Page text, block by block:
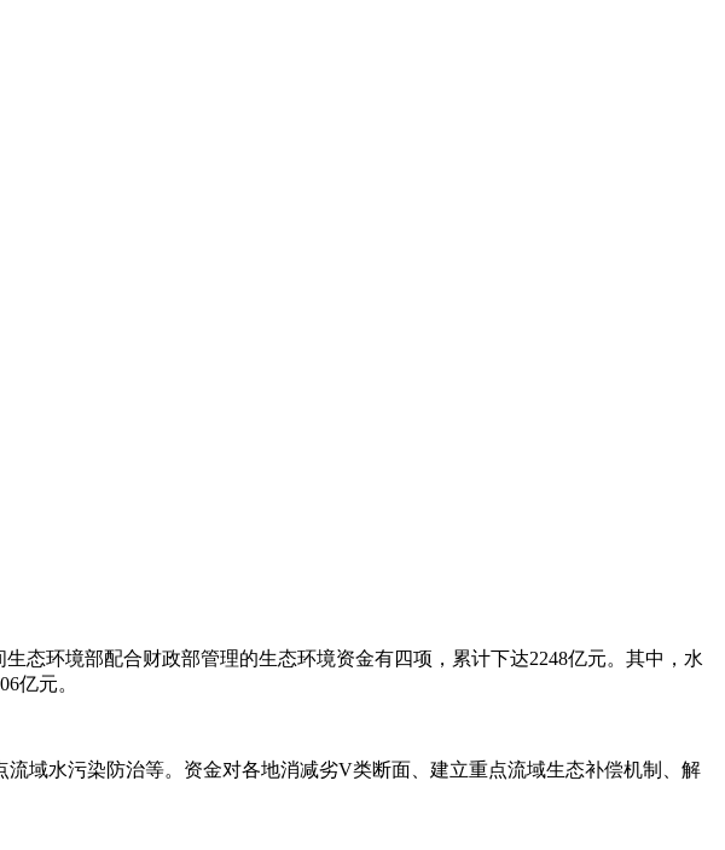
态环境部配合财政部管理的生态环境资金有四项，累计下达2248亿元。其中，水
亿元。
域水污染防治等。资金对各地消减劣V类断面、建立重点流域生态补偿机制、解